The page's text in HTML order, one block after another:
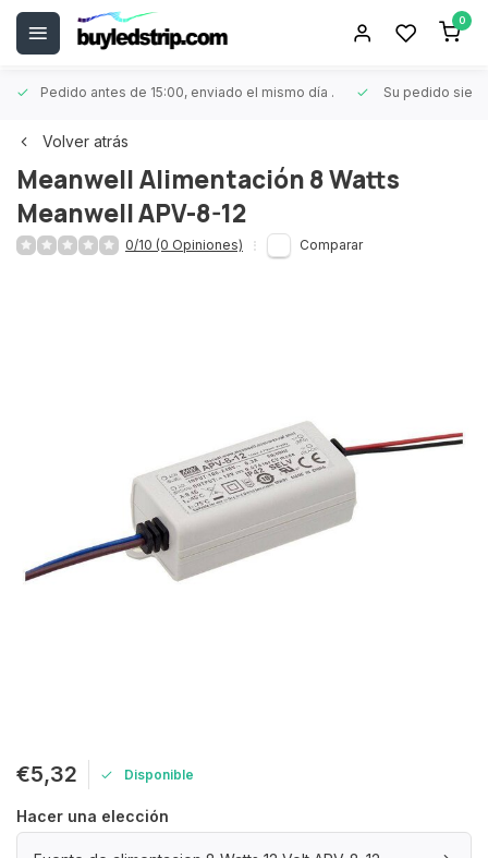
0
Pedido antes de 15:00, enviado el mismo día . Su pedido
Volver atrás
MeanwellAlimentación 8 Watts
Meanwell APV-8-12
0/10 (0 Opiniones) Comparar
€5,32 Disponible
Hacer una elección